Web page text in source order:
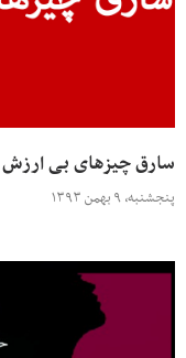
سارق چیزهای بی ارزش
پنجشنبه، ۹ بهمن ۱۳۹۳